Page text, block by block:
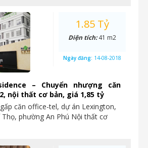
– Chuyển nhượng căn
nội thất cơ bản, giá 1,85 tỷ
căn office-tel, dự án Lexington,
phường An Phú Nội thất cơ
1.85 Tỷ
Diện tích:41 m2
Ngày đăng: 14-08-2018